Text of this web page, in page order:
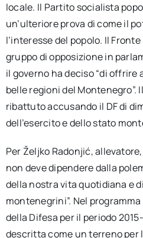
locale. Il Partito socialista
un’ulteriore prova di come il
l’interesse del popolo. Il
gruppo di opposizione in
il governo ha deciso “di offrire
belle regioni del Montenegro”.
ribattuto accusando il DF di
dell’esercito e dello stato
Per Željko Radonjić,
non deve dipendere dalla
della nostra vita quotidiana e
montenegrini”. Nel
della Difesa per il periodo
descritta come un terreno per